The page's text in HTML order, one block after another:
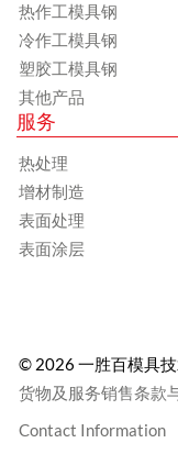
热作工模具钢
冷作工模具钢
塑胶工模具钢
其他产品
服务
热处理
增材制造
表面处理
表面涂层
© 2026 一胜百模具
货物及服务销售条款
Contact Information